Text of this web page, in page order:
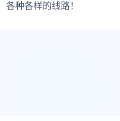
种各样的线路！